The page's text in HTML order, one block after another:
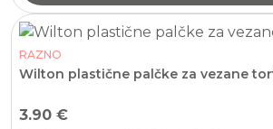
RAZNO
Wilton plastične palčke za vezane
3.90 €